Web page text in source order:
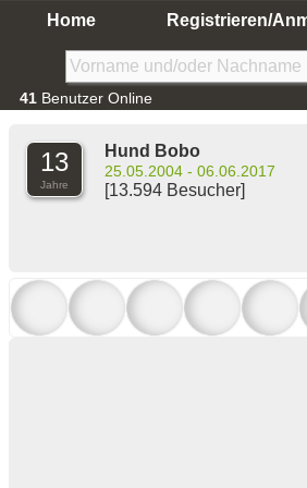
Home Registrieren/
41 Benutzer Online
13
Jahre
Hund Bobo
25.05.2004 - 06.06.2017
[13.594 Besucher]